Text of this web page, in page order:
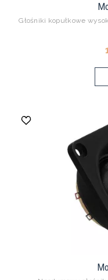
Głośniki kopułkowe